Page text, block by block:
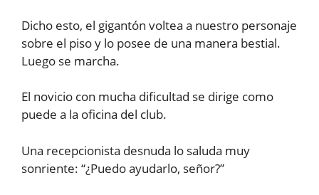
Dicho esto, el gigantón voltea a nuestro personaje
sobre el piso y lo posee de una manera bestial.
Luego se marcha.
El novicio con mucha dificultad se dirige como
puede a la oficina del club.
Una recepcionista desnuda lo saluda muy
sonriente: “¿Puedo ayudarlo, señor?”